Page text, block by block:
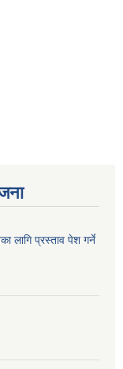
लागि प्रस्ताव पेश गर्ने